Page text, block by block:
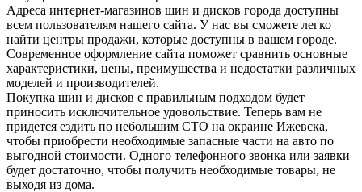
Адреса интернет-магазинов шин и дисков города доступны
всем пользователям нашего сайта. У нас вы сможете легко
найти центры продажи, которые доступны в вашем городе.
Современное оформление сайта поможет сравнить основные
характеристики, цены, преимущества и недостатки различных
моделей и производителей.
Покупка шин и дисков с правильным подходом будет
приносить исключительное удовольствие. Теперь вам не
придется ездить по небольшим СТО на окраине Ижевска,
чтобы приобрести необходимые запасные части на авто по
выгодной стоимости. Одного телефонного звонка или заявки
будет достаточно, чтобы получить необходимые товары, не
выходя из дома.